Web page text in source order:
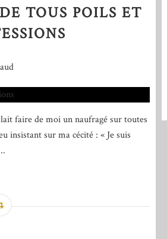
TOUS POILS ET
faire de moi un naufragé sur toutes
insistant sur ma cécité : « Je suis